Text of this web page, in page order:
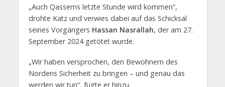
„Auch Qassems letzte Stunde wird kommen“,
drohte Katz und verwies dabei auf das Schicksal
seines Vorgängers Hassan Nasrallah, der am 27.
September 2024 getötet wurde.
„Wir haben versprochen, den Bewohnern des
Nordens Sicherheit zu bringen – und genau das
werden wir tun“, fügte er hinzu.